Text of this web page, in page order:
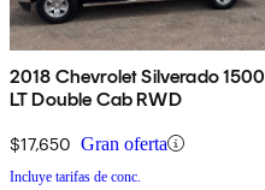
2018 Chevrolet Silverado 1500
LT Double Cab RWD
$17,650 Gran oferta
Incluye tarifas de conc.